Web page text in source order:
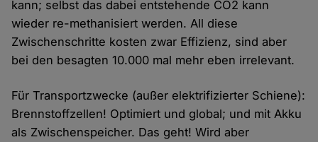
kann; selbst das dabei entstehende CO2 kann
wieder re-methanisiert werden. All diese
Zwischenschritte kosten zwar Effizienz, sind aber
bei den besagten 10.000 mal mehr eben irrelevant.
Für Transportzwecke (außer elektrifizierter Schiene):
Brennstoffzellen! Optimiert und global; und mit Akku
als Zwischenspeicher. Das geht! Wird aber